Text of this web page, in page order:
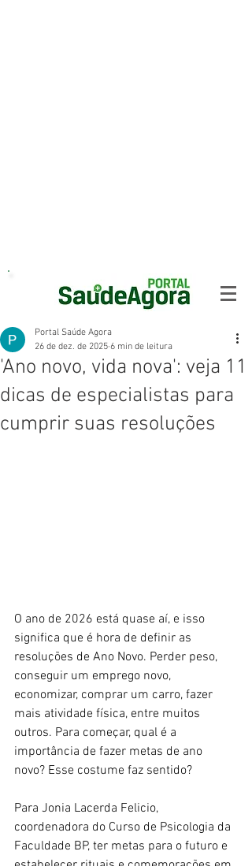
'Ano novo, vida nova': veja 11
dicas de especialistas para
cumprir suas resoluções
Portal Saúde Agora
26 de dez. de 2025 6 min de leitura
O ano de 2026 está quase aí, e isso
significa que é hora de definir as
resoluções de Ano Novo. Perder peso,
conseguir um emprego novo,
economizar, comprar um carro, fazer
mais atividade física, entre muitos
outros. Para começar, qual é a
importância de fazer metas de ano
novo? Esse costume faz sentido?
Para Jonia Lacerda Felicio,
coordenadora do Curso de Psicologia da
Faculdade BP, ter metas para o futuro e